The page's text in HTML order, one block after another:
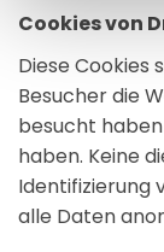
Cookies von
Diese Cookies
Besucher die
besucht
haben. Keine
Identifizierung
alle Daten